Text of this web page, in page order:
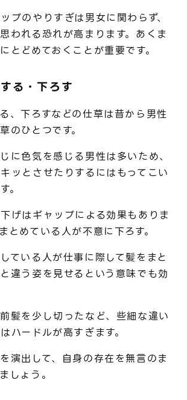
プのやりすぎは男女に関わらず、
われる恐れが高まります。あくま
とどめておくことが重要です。
る・下ろす
、下ろすなどの仕草は昔から男性
のひとつです。
に色気を感じる男性は多いため、
ッとさせたりするにはもってこい
。
げはギャップによる効果もありま
とめている人が不意に下ろす。
ている人が仕事に際して髪をまと
違う姿を見せるという意味でも効
髪を少し切ったなど、些細な違い
ハードルが高すぎます。
演出して、自身の存在を無言のま
しょう。